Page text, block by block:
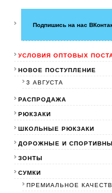
Подпишись на нас
УСЛОВИЯ ОПТОВЫХ
НОВОЕ ПОСТУПЛЕНИЕ
3 АВГУСТА
РАСПРОДАЖА
РЮКЗАКИ
ШКОЛЬНЫЕ РЮКЗАКИ
ДОРОЖНЫЕ И
ЗОНТЫ
СУМКИ
ПРЕМИАЛЬНОЕ